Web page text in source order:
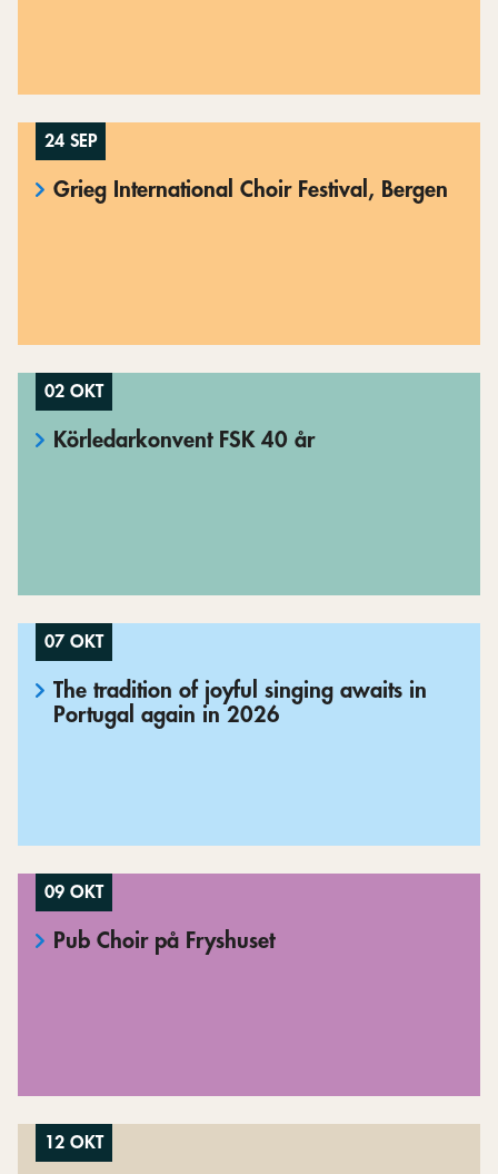
24 SEP
Grieg International Choir Festival, Bergen
02 OKT
Körledarkonvent FSK 40 år
07 OKT
The tradition of joyful singing awaits in
Portugal again in 2026
09 OKT
Pub Choir på Fryshuset
12 OKT